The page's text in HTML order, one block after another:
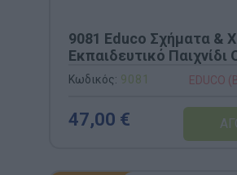
9081 Educo Σχήματα &
Εκπαιδευτικό Παιχνίδι
Διάκρισης
Κωδικός: 9081 EDUCO
47,00 €